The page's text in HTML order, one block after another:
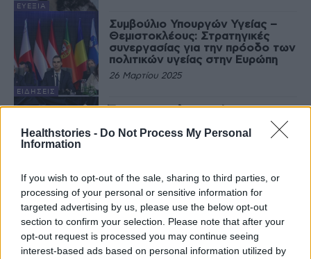
Healthstories - Do Not Process My Personal
Information
If you wish to opt-out of the sale, sharing to third parties, or
processing of your personal or sensitive information for
targeted advertising by us, please use the below opt-out
section to confirm your selection. Please note that after your
opt-out request is processed you may continue seeing
interest-based ads based on personal information utilized by
ΕΥΕΞΊΑ
ΕΙΔΉΣΕΙΣ
Συμβούλιο Υπουργών Υγείας –
Θεμιστοκλέους: Στρατηγικές
συνεργασίας για την πρόοδο των
πολιτικών υγείας στην Ευρώπη
26 Μαρτίου 2025
ΕΙΔΉΣΕΙΣ
Έρχεται η πολιτιστική
συνταγογράφηση, με δωρεάν
κάλυψη από τον ΕΟΠΥΥ
ΥΓΕΊΑ ΤΟΥ
Α. Στριγγάρης: Αύξηση άγχους,
θυμού και κατάθλιψης σε μαθητές
17 Φεβρουαρίου 2025